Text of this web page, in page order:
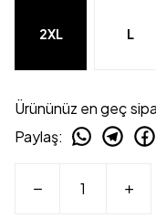
2XL L
Ürününüz en geç
Paylaş: